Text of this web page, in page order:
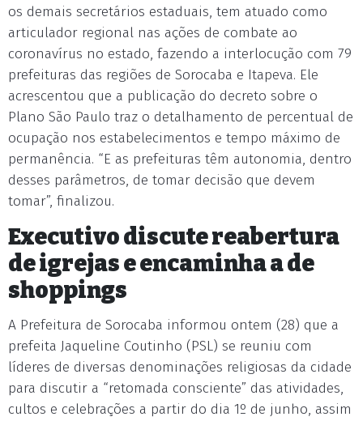
os demais secretários estaduais, tem atuado como
articulador regional nas ações de combate ao
coronavírus no estado, fazendo a interlocução com 79
prefeituras das regiões de Sorocaba e Itapeva. Ele
acrescentou que a publicação do decreto sobre o
Plano São Paulo traz o detalhamento de percentual de
ocupação nos estabelecimentos e tempo máximo de
permanência. “E as prefeituras têm autonomia, dentro
desses parâmetros, de tomar decisão que devem
tomar”, finalizou.
Executivo discute reabertura
de igrejas e encaminha a de
shoppings
A Prefeitura de Sorocaba informou ontem (28) que a
prefeita Jaqueline Coutinho (PSL) se reuniu com
líderes de diversas denominações religiosas da cidade
para discutir a “retomada consciente” das atividades,
cultos e celebrações a partir do dia 1º de junho, assim